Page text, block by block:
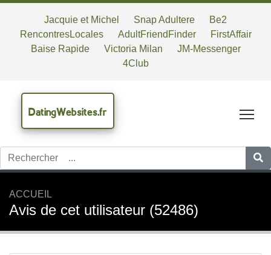
Jacquie et Michel Snap Adultere
Be2
RencontresLocales
AdultFriendFinder
FirstAffair
Baise Rapide
Victoria Milan
JM-Messenger
4Club
DatingWebsites.fr
ACCUEIL
Avis de cet utilisateur (52486)